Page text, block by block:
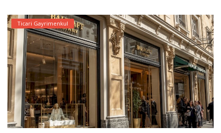
Ticari Gayrimenkul